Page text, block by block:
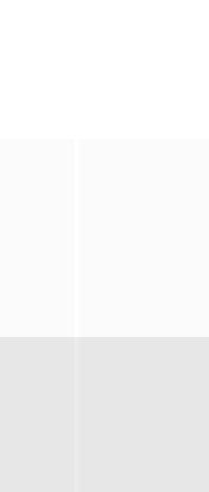
成为少女谭雅·提古雷查夫，